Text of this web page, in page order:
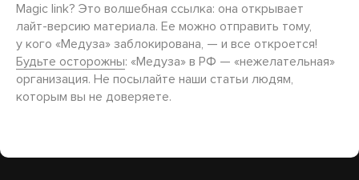
Magic link? Это волшебная ссылка: она открывает
лайт-версию материала. Ее можно отправить тому,
у кого «Медуза» заблокирована, — и все откроется!
Будьте осторожны: «Медуза» в РФ — «нежелательная»
организация. Не посылайте наши статьи людям,
которым вы не доверяете.